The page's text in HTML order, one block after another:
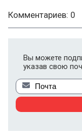
Комментариев: 0
Вы можете
указав свою